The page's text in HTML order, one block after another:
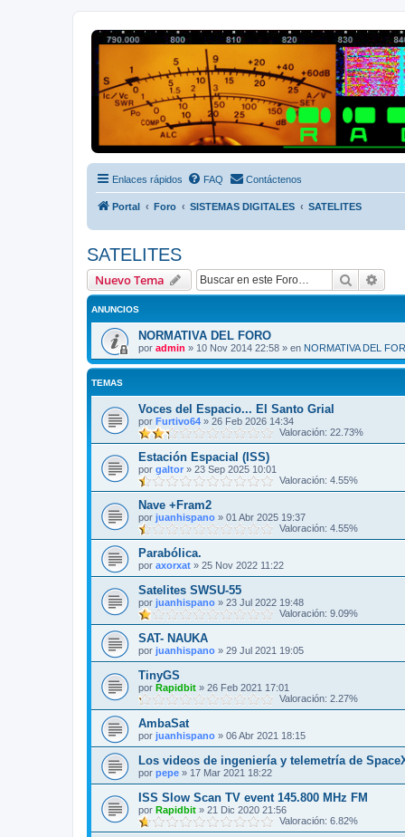
Radio Frecuencias
Foro de Radio Frecuencias
Enlaces rápidos FAQ Contáctenos
Portal Foro SISTEMAS DIGITALES SATELITES
SATELITES
Nuevo Tema Buscar
ANUNCIOS
NORMATIVA DEL FORO
por admin » 10 Nov 2014 22:58 » en NORMATIVA DEL
TEMAS
Voces del Espacio... El Santo Grial
por Furtivo64 » 26 Feb 2026 14:34
Valoración: 22.73%
Estación Espacial (ISS)
por galtor » 23 Sep 2025 10:01
Valoración: 4.55%
Nave +Fram2
por juanhispano » 01 Abr 2025 19:37
Valoración: 4.55%
Parabólica.
por axorxat » 25 Nov 2022 11:22
Satelites SWSU-55
por juanhispano » 23 Jul 2022 19:48
Valoración: 9.09%
SAT- NAUKA
por juanhispano » 29 Jul 2021 19:05
TinyGS
por Rapidbit » 26 Feb 2021 17:01
Valoración: 2.27%
AmbaSat
por juanhispano » 06 Abr 2021 18:15
Los videos de ingeniería y telemetría de
por pepe » 17 Mar 2021 18:22
ISS Slow Scan TV event 145.800 MHz FM
por Rapidbit » 21 Dic 2020 21:56
Valoración: 6.82%